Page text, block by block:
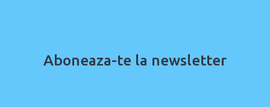
Aboneaza-te la newsletter